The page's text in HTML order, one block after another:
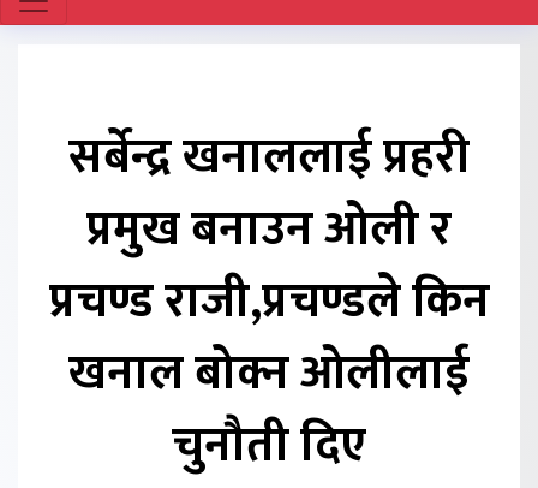
सर्बेन्द्र खनाललाई प्रहरी
प्रमुख बनाउन ओली र
प्रचण्ड राजी,प्रचण्डले किन
खनाल बोक्न ओलीलाई
चुनौती दिए